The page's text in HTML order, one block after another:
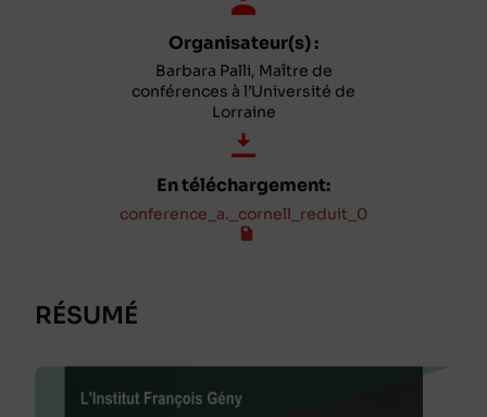
Organisateur(s) :
Barbara Palli, Maître de
conférences à l’Université de
Lorraine
En téléchargement:
conference_a._cornell_reduit_0
RÉSUMÉ